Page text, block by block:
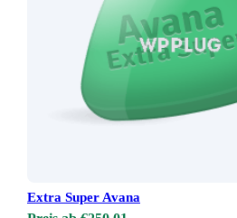
Extra Super Avana